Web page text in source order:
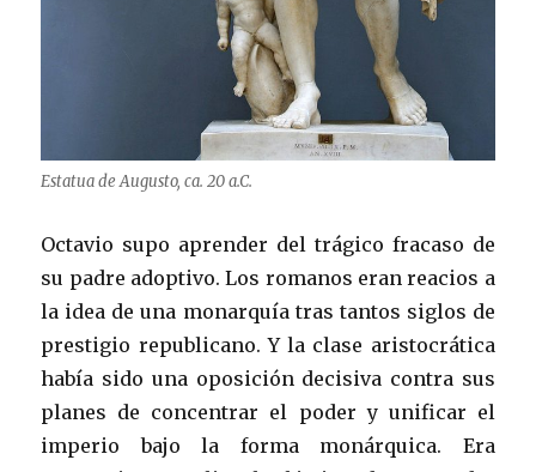
Estatua de Augusto, ca. 20 a.C.
Octavio supo aprender del trágico fracaso de
su padre adoptivo. Los romanos eran reacios a
la idea de una monarquía tras tantos siglos de
prestigio republicano. Y la clase aristocrática
había sido una oposición decisiva contra sus
planes de concentrar el poder y unificar el
imperio bajo la forma monárquica. Era